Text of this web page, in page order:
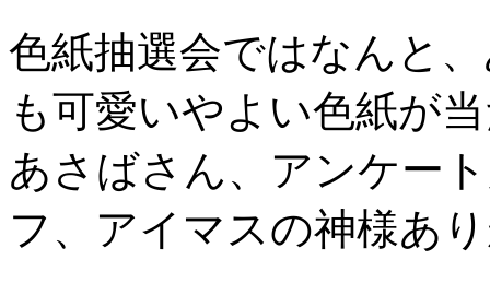
色紙抽選会ではなんと
も可愛いやよい色紙が
あさばさん、アンケー
フ、アイマスの神様あ